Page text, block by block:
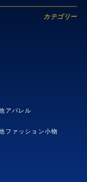
カテゴリー
アパレル
ファッション小物